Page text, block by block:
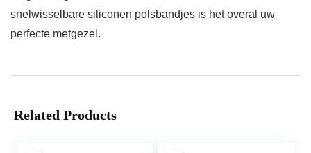
snelwisselbare siliconen polsbandjes is het overal uw
perfecte metgezel.
Related Products